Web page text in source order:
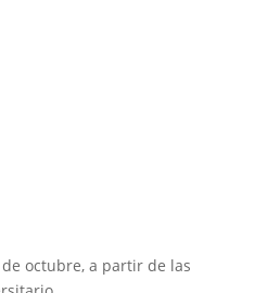
octubre, a partir de las